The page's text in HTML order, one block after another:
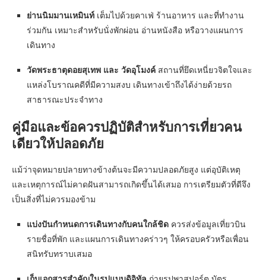
ย่านนิมมานเหมินท์ เต็มไปด้วยคาเฟ่ ร้านอาหาร และที่ทำงาน
ร่วมกัน เหมาะสำหรับนั่งพักผ่อน อ่านหนังสือ หรือวางแผนการ
เดินทาง
วัดพระธาตุดอยสุเทพ และ วัดอุโมงค์ สถานที่ยึดเหนี่ยวจิตใจและ
แหล่งโบราณคดีที่มีความสงบ เดินทางเข้าถึงได้ง่ายด้วยรถ
สาธารณะประจำทาง
คู่มือและข้อควรปฏิบัติสำหรับการเที่ยวคน
เดียวให้ปลอดภัย
แม้ว่าจุดหมายปลายทางข้างต้นจะมีความปลอดภัยสูง แต่อุบัติเหตุ
และเหตุการณ์ไม่คาดฝันสามารถเกิดขึ้นได้เสมอ การเตรียมตัวที่ดีจึง
เป็นสิ่งที่ไม่ควรมองข้าม
แบ่งปันกำหนดการเดินทางกับคนใกล้ชิด ควรส่งข้อมูลเที่ยวบิน
รายชื่อที่พัก และแผนการเดินทางคร่าวๆ ให้ครอบครัวหรือเพื่อน
สนิทรับทราบเสมอ